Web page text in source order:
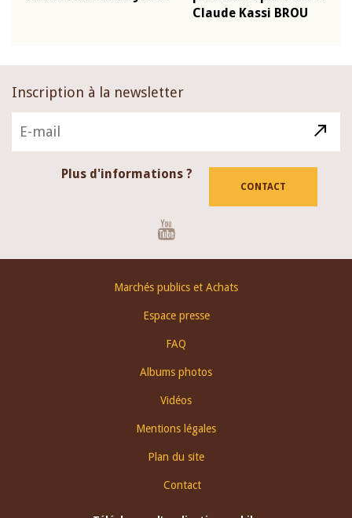
Inscription à la newsletter
Plus d'informations ?
CONTACT
Marchés publics et Achats
Espace presse
FAQ
Albums photos
Vidéos
Mentions légales
Plan du site
Contact